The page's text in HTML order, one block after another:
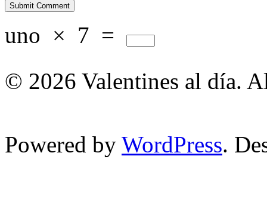
uno × 7 =
© 2026 Valentines al día.
Powered by WordPress.